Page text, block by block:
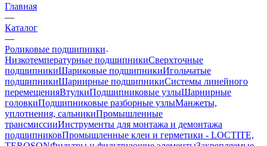
Главная
—
Каталог
—
Роликовые подшипники
Низкотемпературные подшипникиСверхточные
подшипникиШариковые подшипникиИгольчатые
подшипникиШарнирные подшипникиСистемы линейного
перемещенияВтулкиПодшипниковые узлыШарнирные
головкиПодшипниковые разборные узлыМанжеты,
уплотнения, сальникиПромышленные
трансмиссииИнструменты для монтажа и демонтажа
подшипниковПромышленные клеи и герметики - LOCTITE,